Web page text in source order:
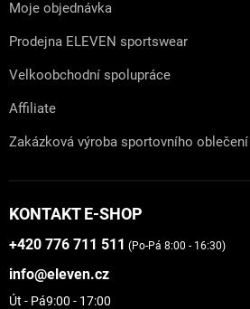
Moje objednávka
Prodejna ELEVEN sportswear
Velkoobchodní spolupráce
Affiliate
Zakázková výroba sportovního oblečení
KONTAKT E-SHOP
+420 776 711 511 (Po-Pá 8:00 - 16:30)
info@eleven.cz
Út - Pá9:00 - 17:00